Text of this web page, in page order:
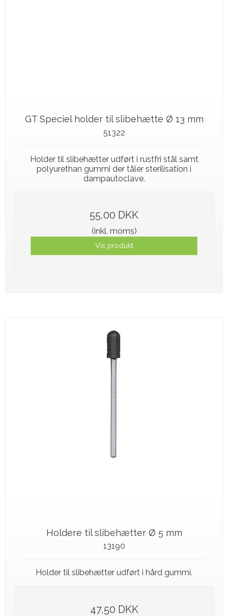
GT Speciel holder til slibehætte Ø 13 mm
51322
Holder til slibehætter udført i rustfri stål samt
polyurethan gummi der tåler sterilisation i
dampautoclave.
55,00 DKK
(inkl. moms)
Vis produkt
Holdere til slibehætter Ø 5 mm
13190
Holder til slibehætter udført i hård gummi.
47,50 DKK